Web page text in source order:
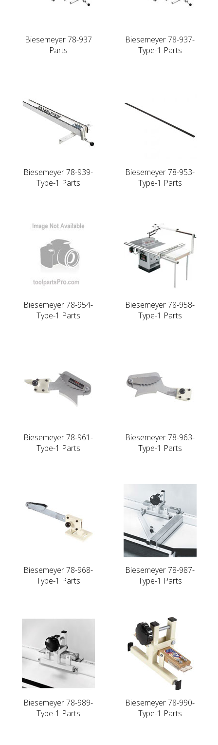
Biesemeyer 78-937
Parts
Biesemeyer 78-937-
Type-1 Parts
Biesemeyer 78-939-
Type-1 Parts
Biesemeyer 78-953-
Type-1 Parts
Biesemeyer 78-954-
Type-1 Parts
Biesemeyer 78-958-
Type-1 Parts
Biesemeyer 78-961-
Type-1 Parts
Biesemeyer 78-963-
Type-1 Parts
Biesemeyer 78-968-
Type-1 Parts
Biesemeyer 78-987-
Type-1 Parts
Biesemeyer 78-989-
Type-1 Parts
Biesemeyer 78-990-
Type-1 Parts